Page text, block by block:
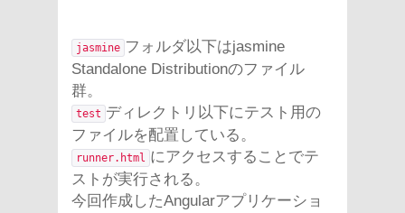
jasmine フォルダ以下はjasmine
Standalone Distributionのファイル
群。
test ディレクトリ以下にテスト用の
ファイルを配置している。
runner.html にアクセスすることでテ
ストが実行される。
今回作成したAngularアプリケーショ